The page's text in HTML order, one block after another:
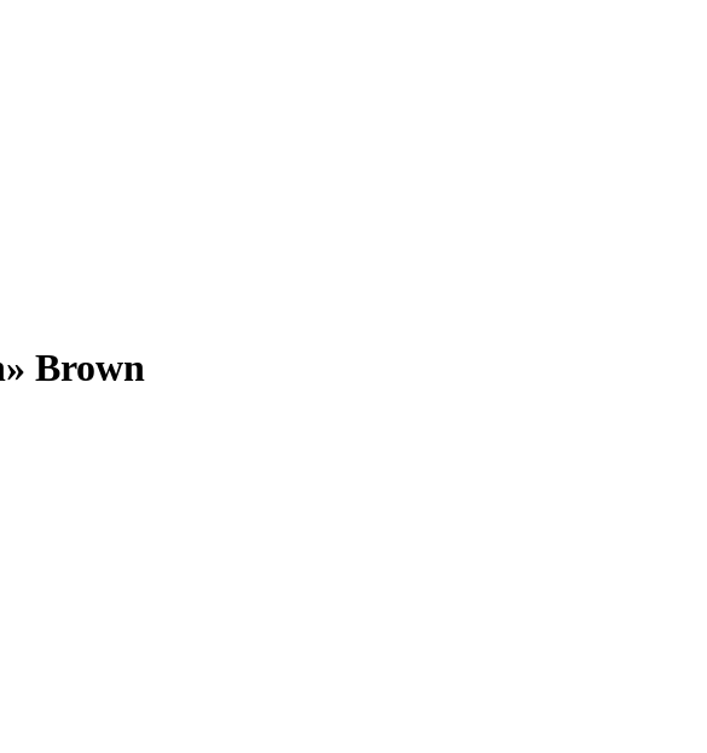
Brown